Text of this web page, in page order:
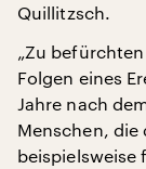
Quillitzsch.
„Zu
Folgen eines
Jahre nach
Menschen, die
beispielsweise